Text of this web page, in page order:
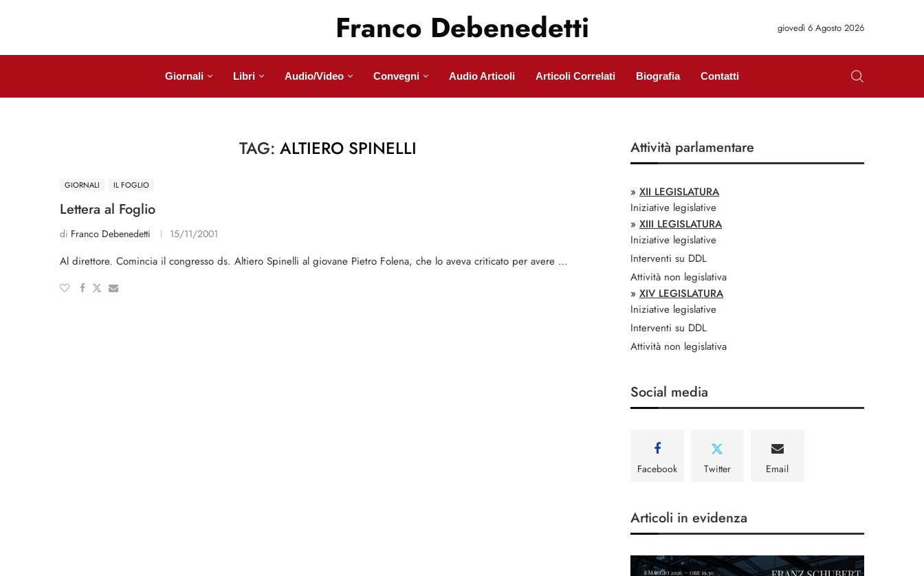
Franco Debenedetti giovedì 6 Agosto 2026
Giornali Libri Audio/Video Convegni Audio Articoli Articoli Correlati Biografia Contatti
TAG: ALTIERO SPINELLI
GIORNALI IL FOGLIO
Lettera al Foglio
di Franco Debenedetti 15/11/2001
Al direttore. Comincia il congresso ds. Altiero Spinelli al giovane Pietro Folena, che lo aveva criticato per avere …
Attività parlamentare
» XII LEGISLATURA
Iniziative legislative
» XIII LEGISLATURA
Iniziative legislative
Interventi su DDL
Attività non legislativa
» XIV LEGISLATURA
Iniziative legislative
Interventi su DDL
Attività non legislativa
Social media
Facebook Twitter Email
Articoli in evidenza